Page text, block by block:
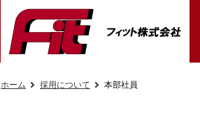
ホーム 採用について 本部社員